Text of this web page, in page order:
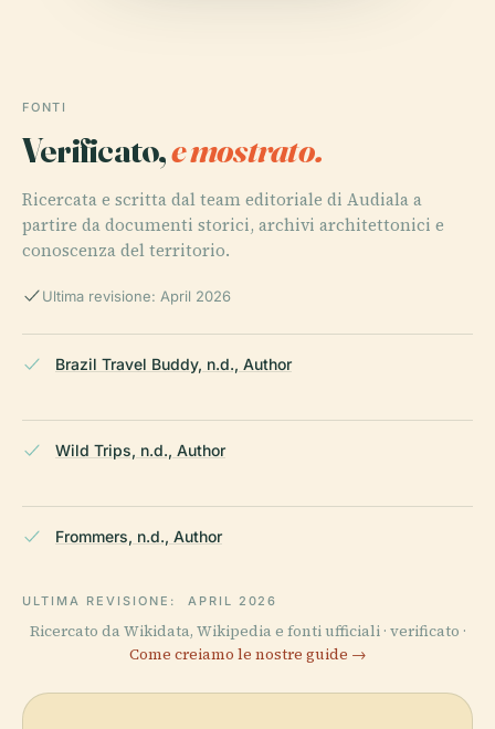
FONTI
Verificato,e mostrato.
Ricercata e scritta dal team editoriale di Audiala a
partire da documenti storici, archivi architettonici e
conoscenza del territorio.
Ultima revisione: April 2026
Brazil Travel Buddy, n.d., Author
Wild Trips, n.d., Author
Frommers, n.d., Author
ULTIMA REVISIONE: APRIL 2026
Ricercato da Wikidata, Wikipedia e fonti ufficiali · verificato ·
Come creiamo le nostre guide →